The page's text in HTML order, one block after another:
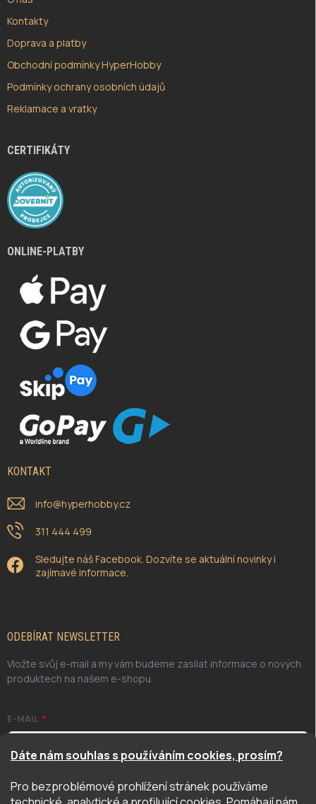
Dáte nám souhlas s používáním cookies, prosím?
Pro bezproblémové prohlížení stránek používáme
Kontakty
Doprava a platby
Obchodní podmínky HyperHobby
Podmínky ochrany osobních údajů
Reklamace a vratky
CERTIFIKÁTY
ONLINE-PLATBY
KONTAKT
info@hyperhobby.cz
311 444 499
Sledujte náš Facebook. Dozvíte se aktuální novinky i
zajímavé informace.
ODEBÍRAT NEWSLETTER
Vložte svůj e-mail a my vám budeme zasílat informace o nových
produktech na našem e-shopu.
E-MAIL
Odesláním potvrzuji, že jsem se seznámil/a se zásadami